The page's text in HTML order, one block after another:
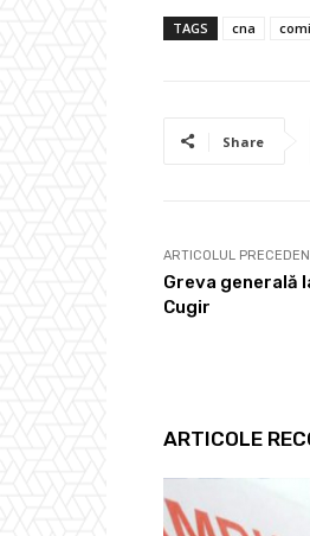
TAGS cna
Share
ARTICOLUL
Greva generală
Cugir
ARTICOLE